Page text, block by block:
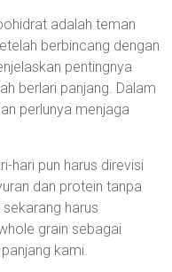
adalah teman
berbincang dengan
pentingnya
berlari panjang. Dalam
perlunya menjaga
hari pun harus direvisi
dan protein tanpa
harus
grain sebagai
kami.